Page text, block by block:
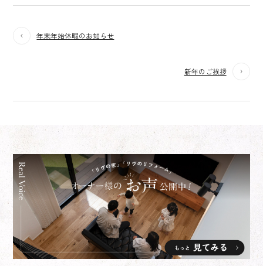
年末年始休暇のお知らせ
新年のご挨拶